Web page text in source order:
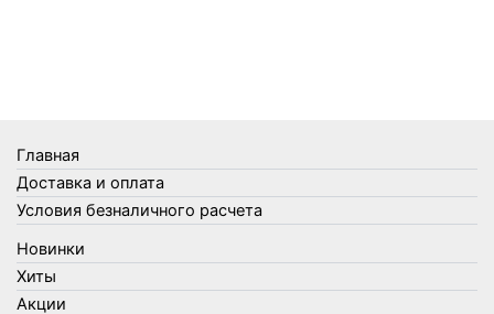
Товары для кухни
Товары для сада и огорода
Товары для туризма и отдыха
Упаковка
Утеплители и прочее
Главная
Доставка и оплата
Условия безналичного расчета
Новинки
Хиты
Акции